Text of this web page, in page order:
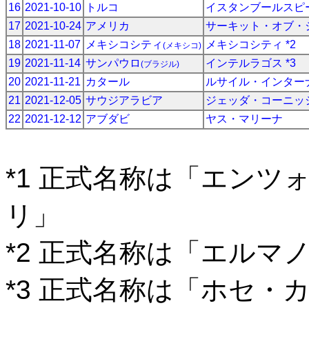
16 2021-10-10 トルコ
イスタンブールスピ
17 2021-10-24 アメリカ
サーキット・オブ・
18 2021-11-07 メキシコシティ (メキシコ)
メキシコシティ *2
19 2021-11-14 サンパウロ (ブラジル)
インテルラゴス *3
20 2021-11-21 カタール
ルサイル・インター
21 2021-12-05 サウジアラビア
ジェッダ・コーニッ
22 2021-12-12 アブダビ ヤス・マリーナ
*1 正式名称は「エンツ
リ」
*2 正式名称は「エルマ
*3 正式名称は「ホセ・